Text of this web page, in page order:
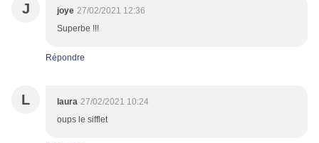
J joye 27/02/2021 12:36
Superbe !!!
Répondre
L laura 27/02/2021 10:24
oups le sifflet